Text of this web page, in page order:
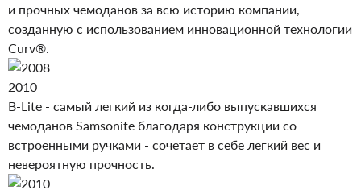
и прочных чемоданов за всю историю компании,
созданную с использованием инновационной технологии
Curv®.
2010
B-Lite - самый легкий из когда-либо выпускавшихся
чемоданов Samsonite благодаря конструкции со
встроенными ручками - сочетает в себе легкий вес и
невероятную прочность.